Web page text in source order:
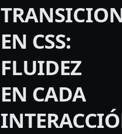
EN CSS:
FLUIDEZ
EN CADA